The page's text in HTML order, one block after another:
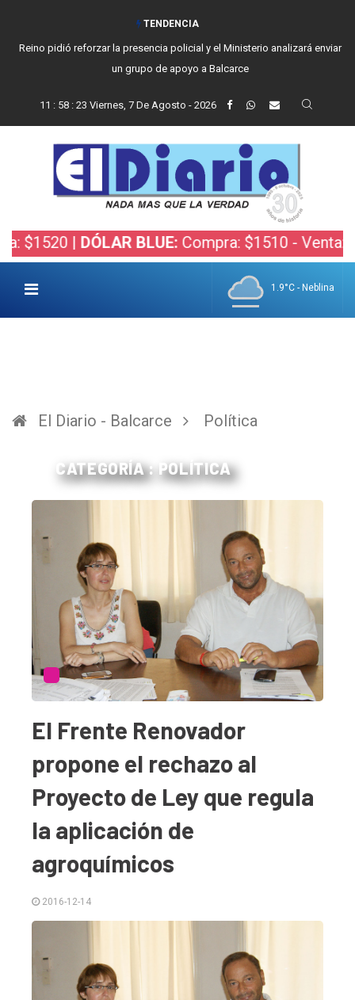
TENDENCIA
Vecinos, instituciones y concejales se manifestaron contra el proyecto
de Ley de Inviolabilidad de la Propiedad Privada
11 : 58: 24 Viernes, 7 De Agosto - 2026
DÓLAR BLUE:Compra: $1510 - Venta: $1530 |
1.9°C - Neblina
El
El Diario - Balcarce Política
CATEGORÍA : POLÍTICA
El Frente Renovador
propone el rechazo al
Proyecto de Ley que regula
la aplicación de
agroquímicos
2016-12-14